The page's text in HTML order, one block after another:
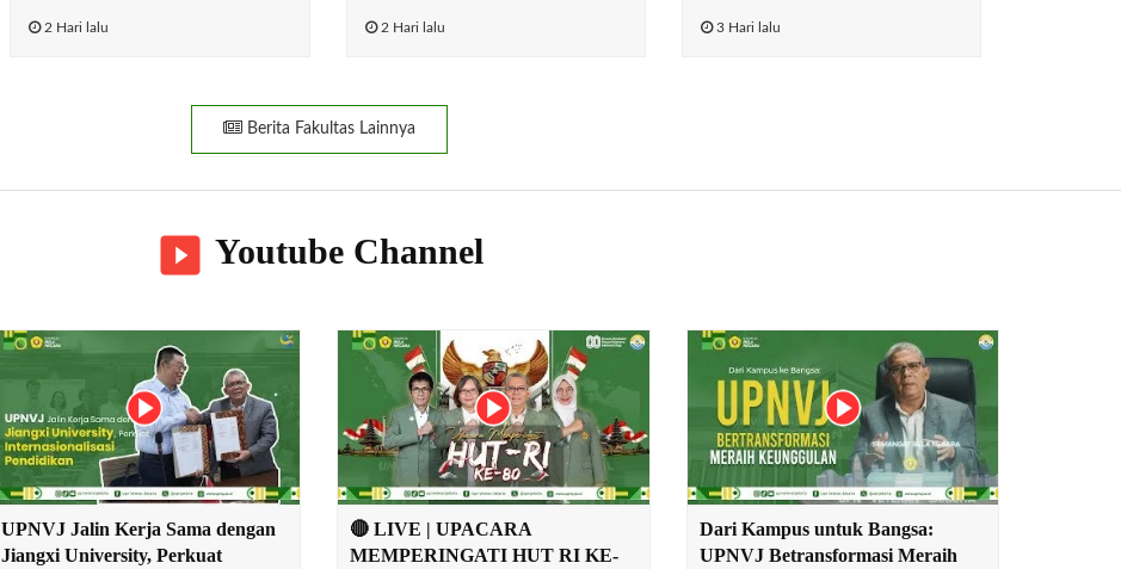
2 Hari lalu 2 Hari lalu 3 Hari lalu
Berita Fakultas Lainnya
Youtube Channel
UPNVJ Jalin Kerja Sama dengan
Jiangxi University, Perkuat
🔴 LIVE | UPACARA
MEMPERINGATI HUT RI KE-
Dari Kampus untuk Bangsa:
UPNVJ Betransformasi Meraih